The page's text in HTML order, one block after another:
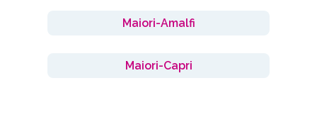
Maiori-Amalfi
Maiori-Capri